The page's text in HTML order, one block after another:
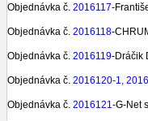
Objednávka č. 2016117-
Objednávka č. 2016118-
Objednávka č. 2016119-Dráčik
Objednávka č. 2016120-1,
Objednávka č. 2016121-G-Net